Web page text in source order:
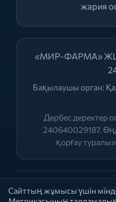
Сайттың жұмысы үшін
жария
«МИР-ФАРМА» ЖШС
Бақылаушы орган:
Дербес
240640029187.
қорғау